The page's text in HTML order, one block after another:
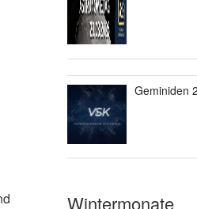
Geminiden
Wintermonate